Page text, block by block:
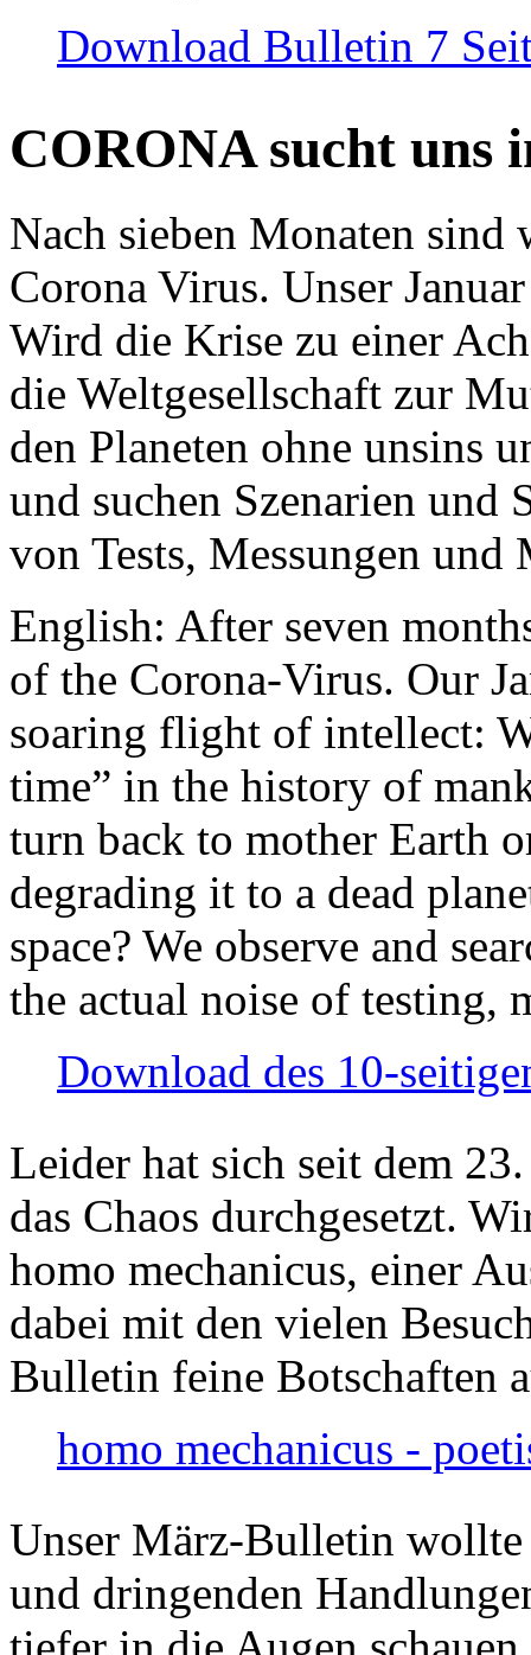
Download Bulletin 7
CORONA sucht uns
Nach sieben Monaten
Corona Virus. Unser
Wird die Krise zu einer
die Weltgesellschaft zur
den Planeten ohne unsins
und suchen Szenarien und
von Tests, Messungen und
English: After seven
of the Corona-Virus. Our
soaring flight of intellect:
time” in the history of
turn back to mother Earth
degrading it to a dead
space? We observe and
the actual noise of testing,
Download des 10-
Leider hat sich seit dem
das Chaos durchgesetzt.
homo mechanicus, einer
dabei mit den vielen
Bulletin feine Botschaften
homo mechanicus -
Unser März-Bulletin
und dringenden